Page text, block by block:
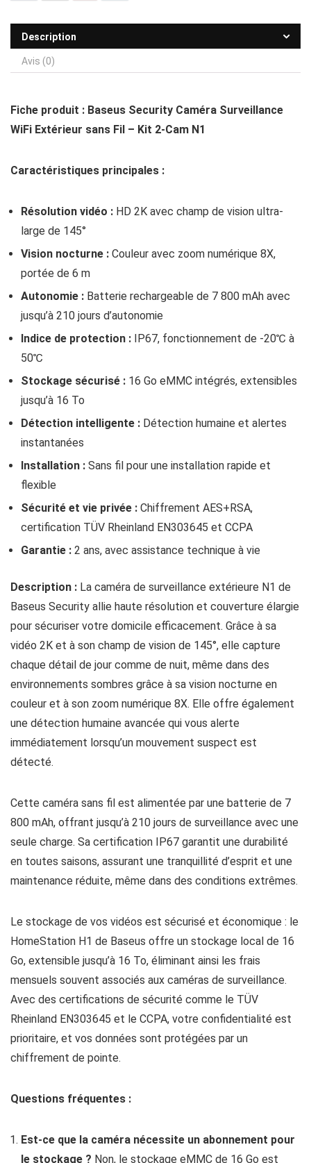
Description
Avis (0)
Fiche produit : Baseus Security Caméra Surveillance
WiFi Extérieur sans Fil – Kit 2-Cam N1
Caractéristiques principales :
Résolution vidéo : HD 2K avec champ de vision ultra-
large de 145°
Vision nocturne : Couleur avec zoom numérique 8X,
portée de 6 m
Autonomie : Batterie rechargeable de 7 800 mAh avec
jusqu’à 210 jours d’autonomie
Indice de protection : IP67, fonctionnement de -20℃ à
50℃
Stockage sécurisé : 16 Go eMMC intégrés, extensibles
jusqu’à 16 To
Détection intelligente : Détection humaine et alertes
instantanées
Installation : Sans fil pour une installation rapide et
flexible
Sécurité et vie privée : Chiffrement AES+RSA,
certification TÜV Rheinland EN303645 et CCPA
Garantie : 2 ans, avec assistance technique à vie
Description : La caméra de surveillance extérieure N1 de
Baseus Security allie haute résolution et couverture élargie
pour sécuriser votre domicile efficacement. Grâce à sa
vidéo 2K et à son champ de vision de 145°, elle capture
chaque détail de jour comme de nuit, même dans des
environnements sombres grâce à sa vision nocturne en
couleur et à son zoom numérique 8X. Elle offre également
une détection humaine avancée qui vous alerte
immédiatement lorsqu’un mouvement suspect est
détecté.
Cette caméra sans fil est alimentée par une batterie de 7
800 mAh, offrant jusqu’à 210 jours de surveillance avec une
seule charge. Sa certification IP67 garantit une durabilité
en toutes saisons, assurant une tranquillité d’esprit et une
maintenance réduite, même dans des conditions extrêmes.
Le stockage de vos vidéos est sécurisé et économique : le
HomeStation H1 de Baseus offre un stockage local de 16
Go, extensible jusqu’à 16 To, éliminant ainsi les frais
mensuels souvent associés aux caméras de surveillance.
Avec des certifications de sécurité comme le TÜV
Rheinland EN303645 et le CCPA, votre confidentialité est
prioritaire, et vos données sont protégées par un
chiffrement de pointe.
Questions fréquentes :
Est-ce que la caméra nécessite un abonnement pour
le stockage ? Non, le stockage eMMC de 16 Go est